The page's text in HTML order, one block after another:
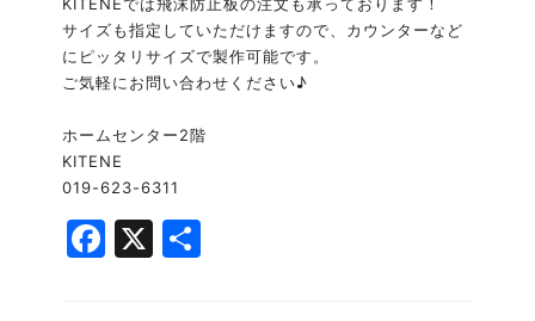
サイズも指定していただけますので、カウンターなど
にピッタリサイズで製作可能です。
ご気軽にお問い合わせください♪
ホームセンター2階
KITENE
019-623-6311
Facebook
X